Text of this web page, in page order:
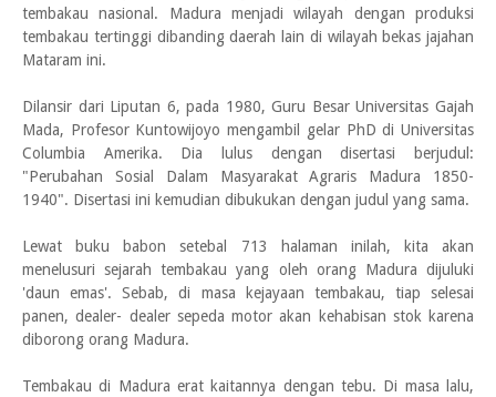
tembakau nasional. Madura menjadi wilayah dengan produksi
tembakau tertinggi dibanding daerah lain di wilayah bekas jajahan
Mataram ini.
Dilansir dari Liputan 6, pada 1980, Guru Besar Universitas Gajah
Mada, Profesor Kuntowijoyo mengambil gelar PhD di Universitas
Columbia Amerika. Dia lulus dengan disertasi berjudul:
"Perubahan Sosial Dalam Masyarakat Agraris Madura 1850-
1940". Disertasi ini kemudian dibukukan dengan judul yang sama.
Lewat buku babon setebal 713 halaman inilah, kita akan
menelusuri sejarah tembakau yang oleh orang Madura dijuluki
'daun emas'. Sebab, di masa kejayaan tembakau, tiap selesai
panen, dealer- dealer sepeda motor akan kehabisan stok karena
diborong orang Madura.
Tembakau di Madura erat kaitannya dengan tebu. Di masa lalu,